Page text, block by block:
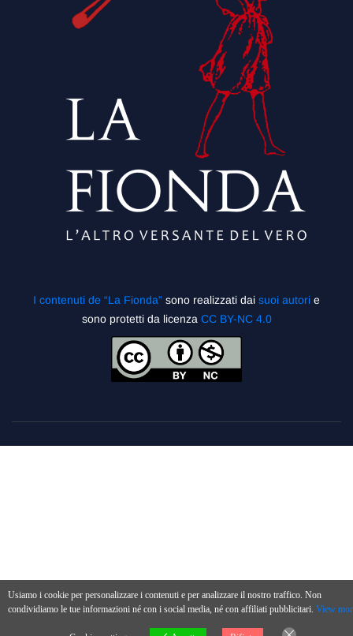
I contenuti de “La Fionda” sono realizzati dai suoi autori e
sono protetti da licenza CC BY-NC 4.0
Usiamo i cookie per personalizzare i contenuti e per analizzare il nostro traffico. Non
condividiamo le tue informazioni né con i social media, né con affiliati pubblicitari. View